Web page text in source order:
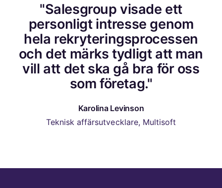
"Salesgroup visade ett
personligt intresse genom
hela rekryteringsprocessen
och det märks tydligt att man
vill att det ska gå bra för oss
som företag."
Karolina Levinson
Teknisk affärsutvecklare, Multisoft